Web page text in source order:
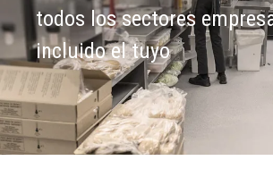
todos los sectores
incluido el tuyo